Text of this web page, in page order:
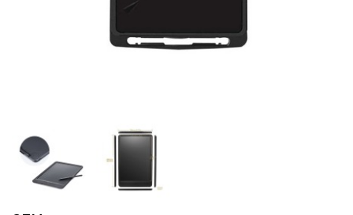
LED
Προσφορες